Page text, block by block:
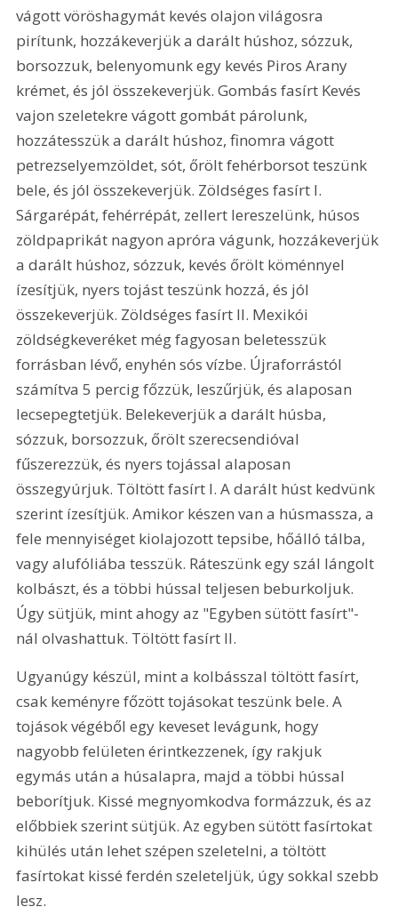
vágott vöröshagymát kevés olajon világosra
pirítunk, hozzákeverjük a darált húshoz, sózzuk,
borsozzuk, belenyomunk egy kevés Piros Arany
krémet, és jól összekeverjük. Gombás fasírt Kevés
vajon szeletekre vágott gombát párolunk,
hozzátesszük a darált húshoz, finomra vágott
petrezselyemzöldet, sót, őrölt fehérborsot teszünk
bele, és jól összekeverjük. Zöldséges fasírt I.
Sárgarépát, fehérrépát, zellert lereszelünk, húsos
zöldpaprikát nagyon apróra vágunk, hozzákeverjük
a darált húshoz, sózzuk, kevés őrölt köménnyel
ízesítjük, nyers tojást teszünk hozzá, és jól
összekeverjük. Zöldséges fasírt II. Mexikói
zöldségkeveréket még fagyosan beletesszük
forrásban lévő, enyhén sós vízbe. Újraforrástól
számítva 5 percig főzzük, leszűrjük, és alaposan
lecsepegtetjük. Belekeverjük a darált húsba,
sózzuk, borsozzuk, őrölt szerecsendióval
fűszerezzük, és nyers tojással alaposan
összegyúrjuk. Töltött fasírt I. A darált húst kedvünk
szerint ízesítjük. Amikor készen van a húsmassza, a
fele mennyiséget kiolajozott tepsibe, hőálló tálba,
vagy alufóliába tesszük. Ráteszünk egy szál lángolt
kolbászt, és a többi hússal teljesen beburkoljuk.
Úgy sütjük, mint ahogy az "Egyben sütött fasírt"-
nál olvashattuk. Töltött fasírt II.
Ugyanúgy készül, mint a kolbásszal töltött fasírt,
csak keményre főzött tojásokat teszünk bele. A
tojások végéből egy keveset levágunk, hogy
nagyobb felületen érintkezzenek, így rakjuk
egymás után a húsalapra, majd a többi hússal
beborítjuk. Kissé megnyomkodva formázzuk, és az
előbbiek szerint sütjük. Az egyben sütött fasírtokat
kihülés után lehet szépen szeletelni, a töltött
fasírtokat kissé ferdén szeleteljük, úgy sokkal szebb
lesz.